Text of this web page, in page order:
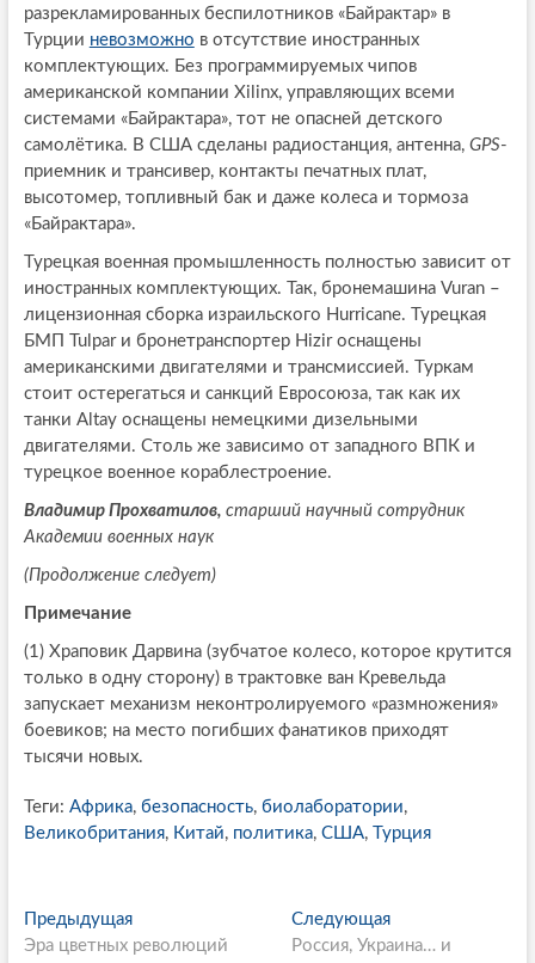
разрекламированных беспилотников «Байрактар» в
Турции невозможно в отсутствие иностранных
комплектующих. Без программируемых чипов
американской компании Xilinx, управляющих всеми
системами «Байрактара», тот не опасней детского
самолётика. В США сделаны радиостанция, антенна, GPS-
приемник и трансивер, контакты печатных плат,
высотомер, топливный бак и даже колеса и тормоза
«Байрактара».
Турецкая военная промышленность полностью зависит от
иностранных комплектующих. Так, бронемашина Vuran –
лицензионная сборка израильского Hurricane. Турецкая
БМП Tulpar и бронетранcпортер Hizir оснащены
американскими двигателями и трансмиссией. Туркам
стоит остерегаться и санкций Евросоюза, так как их
танки Altay оснащены немецкими дизельными
двигателями. Столь же зависимо от западного ВПК и
турецкое военное кораблестроение.
Владимир Прохватилов, старший научный сотрудник
Академии военных наук
(Продолжение следует)
Примечание
(1) Храповик Дарвина (зубчатое колесо, которое крутится
только в одну сторону) в трактовке ван Кревельда
запускает механизм неконтролируемого «размножения»
боевиков; на место погибших фанатиков приходят
тысячи новых.
Теги: Африка, безопасность, биолаборатории,
Великобритания, Китай, политика, США, Турция
P
ПредыдущаяП
р
Эра цветных революций
Следующая
л
Россия, Украина… и